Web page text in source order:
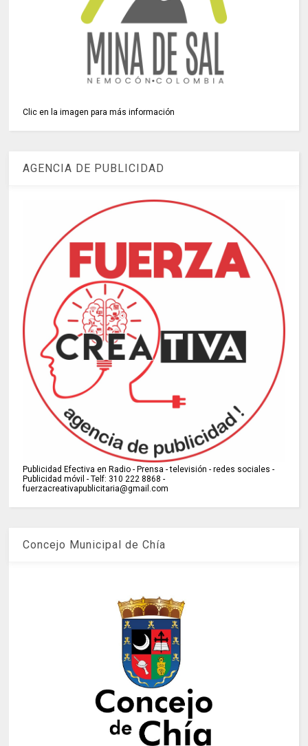
Clic en la imagen para más información
AGENCIA DE PUBLICIDAD
Publicidad Efectiva en Radio - Prensa - televisión - redes sociales -
Publicidad móvil - Telf: 310 222 8868 -
fuerzacreativapublicitaria@gmail.com
Concejo Municipal de Chía